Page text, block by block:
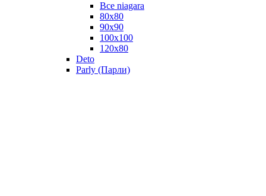
Все niagara
80x80
90x90
100x100
120x80
Deto
Parly (Парли)